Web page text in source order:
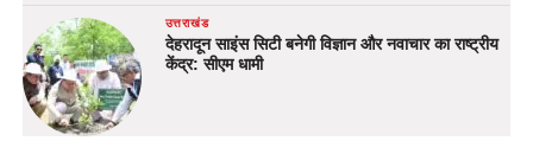
उत्तराखंड
देहरादून साइंस सिटी बनेगी विज्ञान और नवाचार का राष्ट्रीय
केंद्र: सीएम धामी